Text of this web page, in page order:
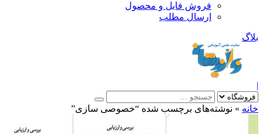
فروش فایل و محصول
ارسال مطلب
»نوشته‌های برچسب شده “خصوصی سازی”